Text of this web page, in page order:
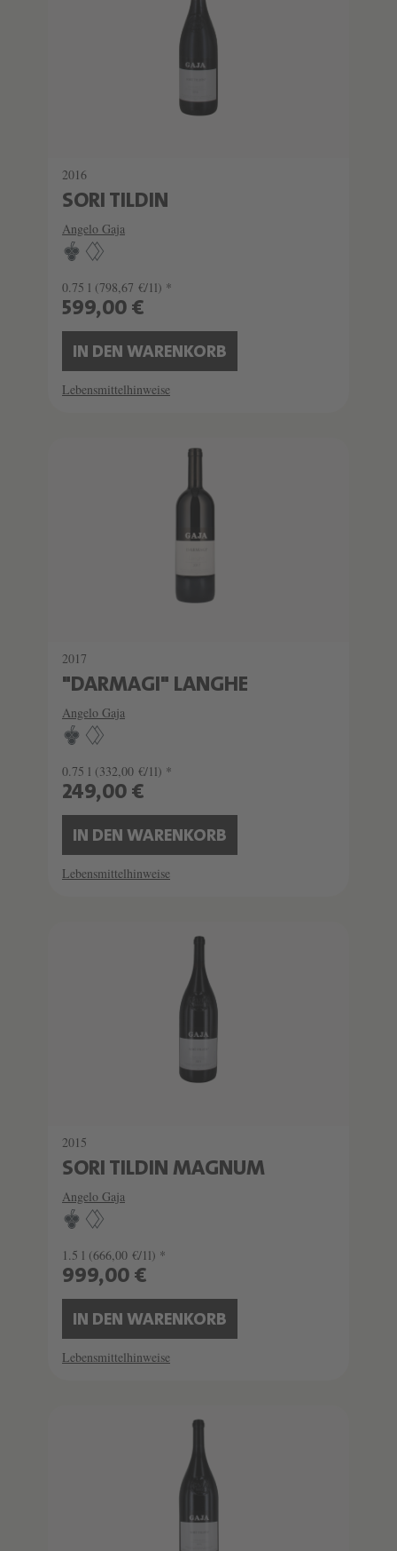
2016
SORI TILDIN
Angelo Gaja
0.75 l (798,67 €/1l) *
599,00 €
IN DEN WARENKORB
Lebensmittelhinweise
2017
"DARMAGI" LANGHE
Angelo Gaja
0.75 l (332,00 €/1l) *
249,00 €
IN DEN WARENKORB
Lebensmittelhinweise
2015
SORI TILDIN MAGNUM
Angelo Gaja
1.5 l (666,00 €/1l) *
999,00 €
IN DEN WARENKORB
Lebensmittelhinweise